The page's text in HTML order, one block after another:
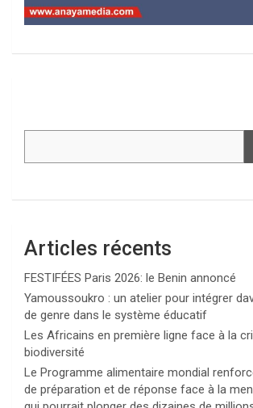
Articles récents
FESTIFÉES Paris 2026: le Benin annoncé
Yamoussoukro : un atelier pour intégrer
de genre dans le système éducatif
Les Africains en première ligne face à la
biodiversité
Le Programme alimentaire mondial
de préparation et de réponse face à la